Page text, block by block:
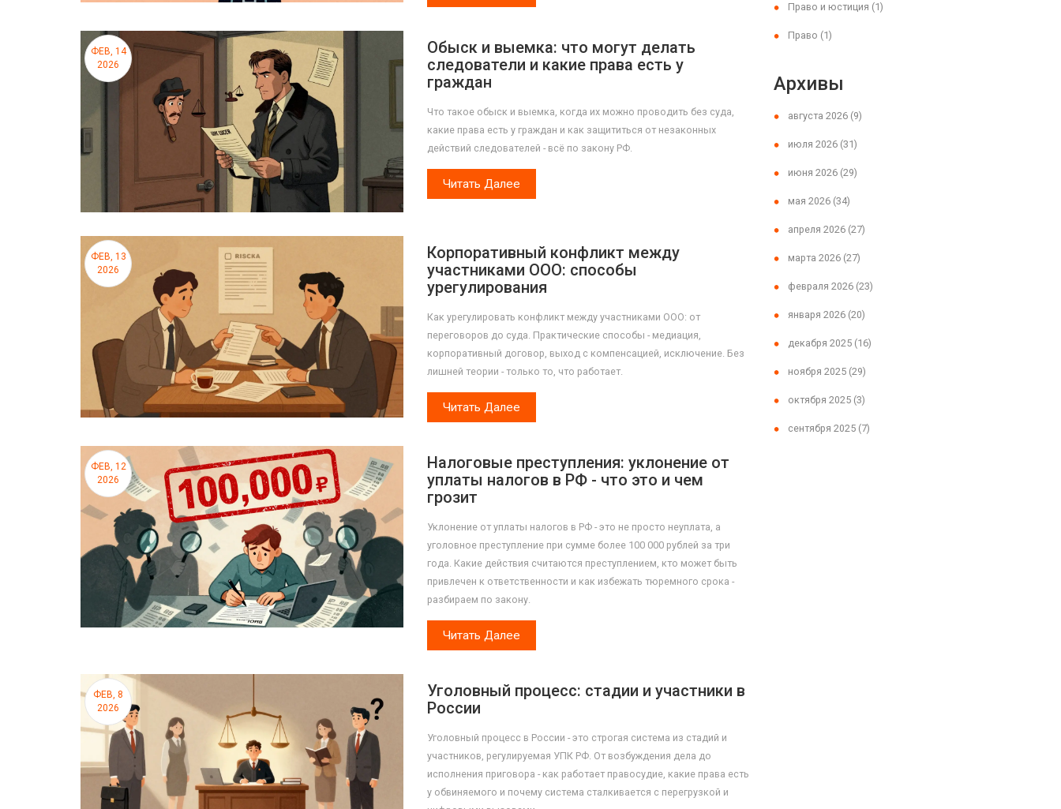
ФЕВ, 14
2026
Обыск и выемка: что могут делать
следователи и какие права есть у
граждан
Что такое обыск и выемка, когда их можно проводить без суда,
какие права есть у граждан и как защититься от незаконных
действий следователей - всё по закону РФ.
Читать Далее
ФЕВ, 13
2026
Корпоративный конфликт между
участниками ООО: способы
урегулирования
Как урегулировать конфликт между участниками ООО: от
переговоров до суда. Практические способы - медиация,
корпоративный договор, выход с компенсацией, исключение. Без
лишней теории - только то, что работает.
Читать Далее
ФЕВ, 12
2026
Налоговые преступления: уклонение от
уплаты налогов в РФ - что это и чем
грозит
Уклонение от уплаты налогов в РФ - это не просто неуплата, а
уголовное преступление при сумме более 100 000 рублей за три
года. Какие действия считаются преступлением, кто может быть
привлечен к ответственности и как избежать тюремного срока -
разбираем по закону.
Читать Далее
ФЕВ, 8
2026
Уголовный процесс: стадии и участники в
России
Уголовный процесс в России - это строгая система из стадий и
участников, регулируемая УПК РФ. От возбуждения дела до
исполнения приговора - как работает правосудие, какие права есть
у обвиняемого и почему система сталкивается с перегрузкой и
Право и юстиция (1)
Право (1)
Архивы
августа 2026 (9)
июля 2026 (31)
июня 2026 (29)
мая 2026 (34)
апреля 2026 (27)
марта 2026 (27)
февраля 2026 (23)
января 2026 (20)
декабря 2025 (16)
ноября 2025 (29)
октября 2025 (3)
сентября 2025 (7)